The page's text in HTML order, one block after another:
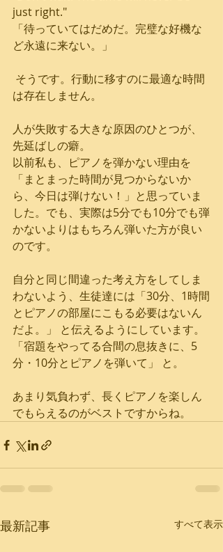
just right."
「待っていてはだめだ。完璧な好機な
ど永遠に来ない。」
は存在しません。
人が失敗する大きな原因のひとつが、
先延ばしの癖。
以前私も、ピアノを弾かない理由を
「まとまった時間が見つからないか
ら、今日は弾けない！」と思っていま
した。でも、実際は5分でも10分でも弾
かないよりはもちろん弾いた方が良い
のです。
自分と同じ間違った考え方をしてしま
わないよう、生徒達には「30分、1時間
とピアノの部屋にこもる必要はないん
だよ。」 と伝えるようにしています。
「宿題をやってる合間の息抜きに、5
分・10分とピアノを弾いて」 と。
あまり気負わず、長くピアノを楽しん
でもらえるのがベストですからね。
最新記事 すべて表示